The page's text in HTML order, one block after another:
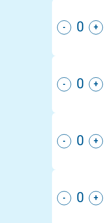
+
-
+
-
+
-
+
-